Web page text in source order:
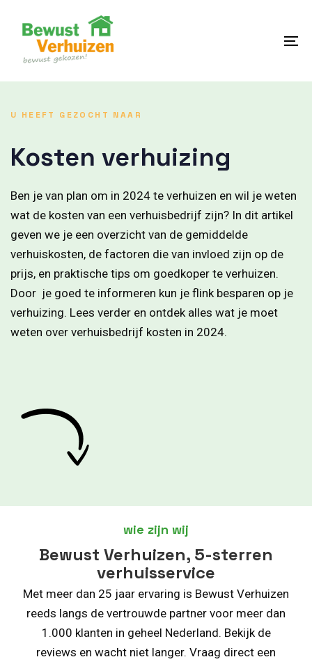
content
U HEEFT GEZOCHT NAAR
Kosten verhuizing
Ben je van plan om in 2024 te verhuizen en wil je weten
wat de kosten van een verhuisbedrijf zijn? In dit artikel
geven we je een overzicht van de gemiddelde
verhuiskosten, de factoren die van invloed zijn op de
prijs, en praktische tips om goedkoper te verhuizen.
Door je goed te informeren kun je flink besparen op je
verhuizing. Lees verder en ontdek alles wat je moet
weten over verhuisbedrijf kosten in 2024.
wie zijn wij
Bewust Verhuizen, 5-sterren
verhuisservice
Met meer dan 25 jaar ervaring is Bewust Verhuizen
reeds langs de vertrouwde partner voor meer dan
1.000 klanten in geheel Nederland. Bekijk de
reviews en wacht niet langer. Vraag direct een